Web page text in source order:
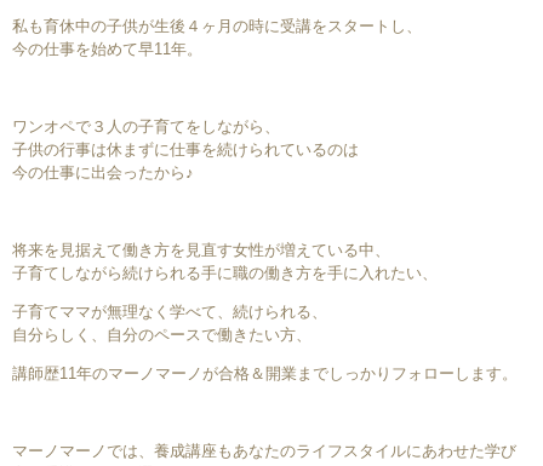
私も育休中の子供が生後４ヶ月の時に受講をスタートし、
今の仕事を始めて早11年。
ワンオペで３人の子育てをしながら、
子供の行事は休まずに仕事を続けられているのは
今の仕事に出会ったから♪
将来を見据えて働き方を見直す女性が増えている中、
子育てしながら続けられる手に職の働き方を手に入れたい、
子育てママが無理なく学べて、続けられる、
自分らしく、自分のペースで働きたい方、
講師歴11年のマーノマーノが合格＆開業までしっかりフォローします。
マーノマーノでは、養成講座もあなたのライフスタイルにあわせた学び